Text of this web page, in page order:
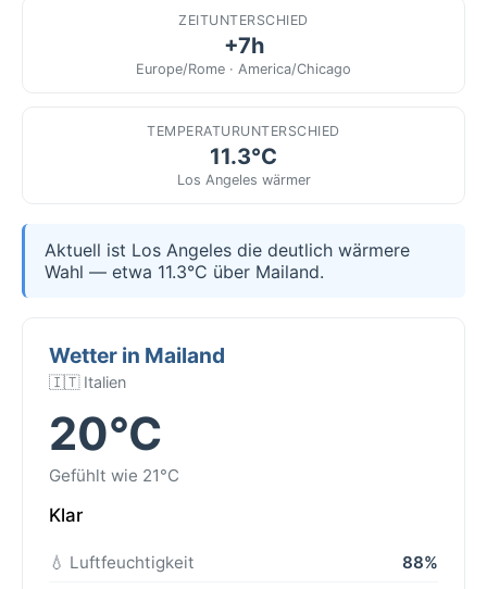
ZEITUNTERSCHIED
+7h
Europe/Rome · America/Chicago
TEMPERATURUNTERSCHIED
11.3°C
Los Angeles wärmer
Aktuell ist Los Angeles die deutlich wärmere
Wahl — etwa 11.3°C über Mailand.
Wetter in Mailand
🇮🇹 Italien
20°C
Gefühlt wie 21°C
Klar
💧 Luftfeuchtigkeit
88%